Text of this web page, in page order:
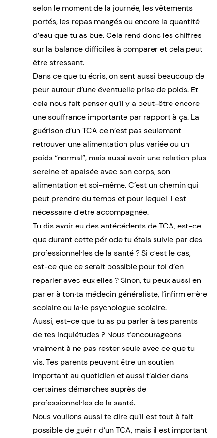
selon le moment de la journée, les vêtements
portés, les repas mangés ou encore la quantité
d’eau que tu as bue. Cela rend donc les chiffres
sur la balance difficiles à comparer et cela peut
être stressant.
Dans ce que tu écris, on sent aussi beaucoup de
peur autour d’une éventuelle prise de poids. Et
cela nous fait penser qu’il y a peut-être encore
une souffrance importante par rapport à ça. La
guérison d’un TCA ce n’est pas seulement
retrouver une alimentation plus variée ou un
poids “normal”, mais aussi avoir une relation plus
sereine et apaisée avec son corps, son
alimentation et soi-même. C’est un chemin qui
peut prendre du temps et pour lequel il est
nécessaire d’être accompagnée.
Tu dis avoir eu des antécédents de TCA, est-ce
que durant cette période tu étais suivie par des
professionnel·les de la santé ? Si c’est le cas,
est-ce que ce serait possible pour toi d’en
reparler avec eux·elles ? Sinon, tu peux aussi en
parler à ton∙ta médecin généraliste, l’infirmier·ère
scolaire ou la∙le psychologue scolaire.
Aussi, est-ce que tu as pu parler à tes parents
de tes inquiétudes ? Nous t’encourageons
vraiment à ne pas rester seule avec ce que tu
vis. Tes parents peuvent être un soutien
important au quotidien et aussi t’aider dans
certaines démarches auprès de
professionnel·les de la santé.
Nous voulions aussi te dire qu’il est tout à fait
possible de guérir d’un TCA, mais il est important